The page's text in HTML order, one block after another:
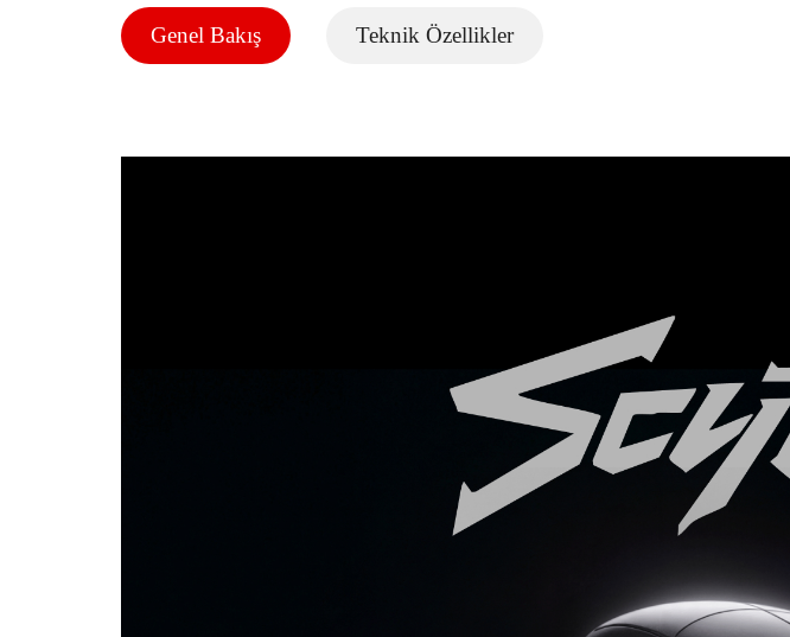
Genel Bakış Teknik Özellikler